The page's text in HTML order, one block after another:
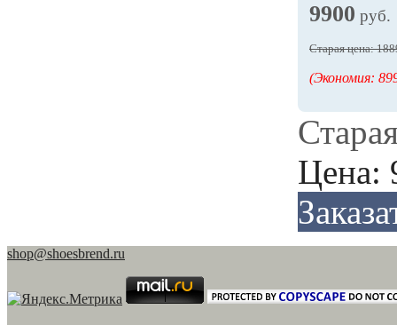
9900 руб.
Старая цена:
(Экономия:
Цена:
shop@shoesbrend.ru